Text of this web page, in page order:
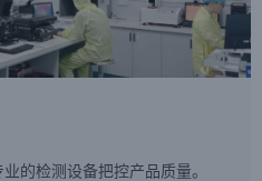
的检测设备把控产品质量。